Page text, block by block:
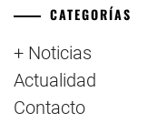
CATEGORÍAS
+ Noticias
Actualidad
Contacto